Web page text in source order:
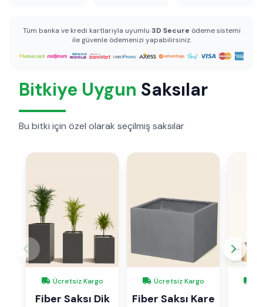
Tüm banka ve kredi kartlarıyla uyumlu 3D Secure ödeme sistemi
ile güvenle ödemenizi yapabilirsiniz.
Bitkiye Uygun Saksılar
Bu bitki için özel olarak seçilmiş saksılar
Ücretsiz Kargo
Fiber Saksı Dik
Ücretsiz Kargo
Fiber Saksı Kare